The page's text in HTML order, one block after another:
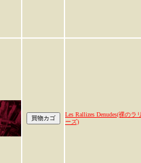
Les Rallizes Denudes(裸のラ
ーズ)